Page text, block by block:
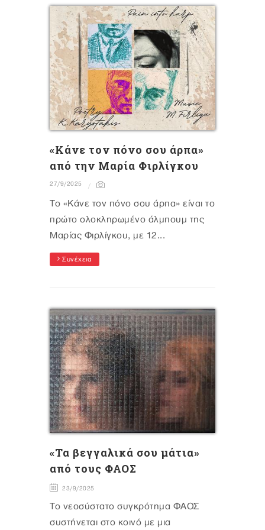
«Κάνε τον πόνο σου άρπα»
από την Μαρία Φιρλίγκου
27/9/2025
Το «Κάνε τον πόνο σου άρπα» είναι το
πρώτο ολοκληρωμένο άλμπουμ της
Μαρίας Φιρλίγκου, με 12...
Συνέχεια
«Τα βεγγαλικά σου μάτια»
από τους ΦΑΟΣ
23/9/2025
Το νεοσύστατο συγκρότημα ΦΑΟΣ
συστήνεται στο κοινό με μια